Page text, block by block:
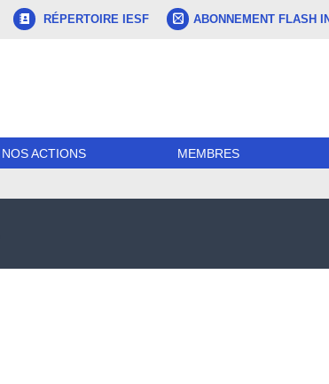
RÉPERTOIRE IESF ABONNEMENT FLASH
NOS ACTIONS MEMBRES